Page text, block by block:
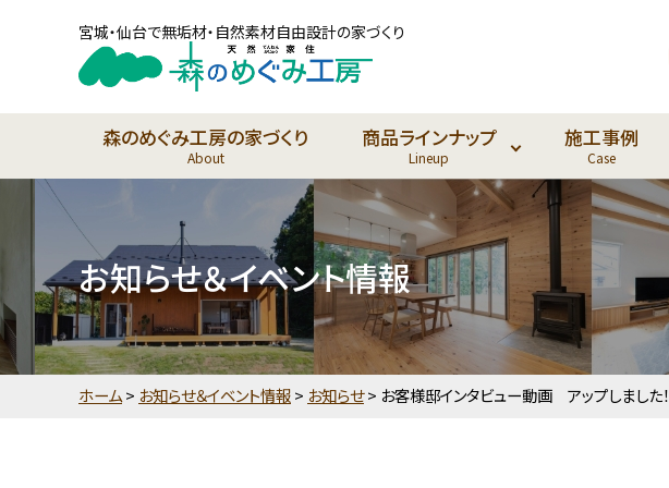
宮城・仙台で無垢材・自然素材自由設計の家づくり
森のめぐみ工房の家づくり
About
商品ラインナップ
Lineup
施工事例
Case
お知らせ＆イベント情報
ホーム> お知らせ＆イベント情報> お知らせ> お客様邸インタビュー動画 アップしました！